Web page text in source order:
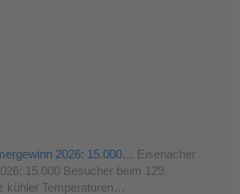
2026: 15.000… Eisenacher
15.000 Besucher beim 129.
kühler Temperaturen…